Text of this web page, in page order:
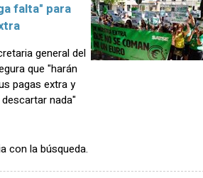
falta" para
general del
que "harán
pagas extra y
nada"
con la búsqueda.